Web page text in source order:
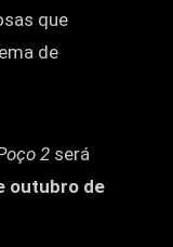
que
de
2 será
outubro de